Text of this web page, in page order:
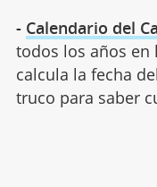
- Calendario del
todos los años en
calcula la fecha
truco para saber